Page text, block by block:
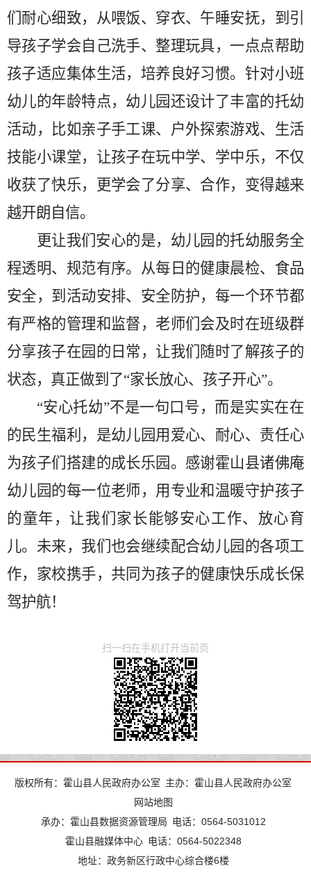
们耐心细致，从喂饭、穿衣、午睡安抚，到引
导孩子学会自己洗手、整理玩具，一点点帮助
孩子适应集体生活，培养良好习惯。针对小班
幼儿的年龄特点，幼儿园还设计了丰富的托幼
活动，比如亲子手工课、户外探索游戏、生活
技能小课堂，让孩子在玩中学、学中乐，不仅
收获了快乐，更学会了分享、合作，变得越来
越开朗自信。
更让我们安心的是，幼儿园的托幼服务全
程透明、规范有序。从每日的健康晨检、食品
安全，到活动安排、安全防护，每一个环节都
有严格的管理和监督，老师们会及时在班级群
分享孩子在园的日常，让我们随时了解孩子的
状态，真正做到了“家长放心、孩子开心”。
“安心托幼”不是一句口号，而是实实在在
的民生福利，是幼儿园用爱心、耐心、责任心
为孩子们搭建的成长乐园。感谢霍山县诸佛庵
幼儿园的每一位老师，用专业和温暖守护孩子
的童年，让我们家长能够安心工作、放心育
儿。未来，我们也会继续配合幼儿园的各项工
作，家校携手，共同为孩子的健康快乐成长保
驾护航！
扫一扫在手机打开当前页
版权所有：霍山县人民政府办公室 主办：霍山县人民政府办公室
网站地图
承办：霍山县数据资源管理局 电话：0564-5031012
霍山县融媒体中心 电话：0564-5022348
地址：政务新区行政中心综合楼6楼